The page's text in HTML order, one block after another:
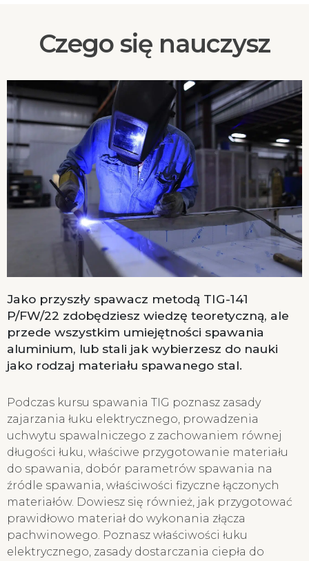
Czego się nauczysz
Jako przyszły spawacz metodą TIG-141
P/FW/22 zdobędziesz wiedzę teoretyczną, ale
przede wszystkim umiejętności spawania
aluminium, lub stali jak wybierzesz do nauki
jako rodzaj materiału spawanego stal.
Podczas kursu spawania TIG poznasz zasady
zajarzania łuku elektrycznego, prowadzenia
uchwytu spawalniczego z zachowaniem równej
długości łuku, właściwe przygotowanie materiału
do spawania, dobór parametrów spawania na
źródle spawania, właściwości fizyczne łączonych
materiałów. Dowiesz się również, jak przygotować
prawidłowo materiał do wykonania złącza
pachwinowego. Poznasz właściwości łuku
elektrycznego, zasady dostarczania ciepła do